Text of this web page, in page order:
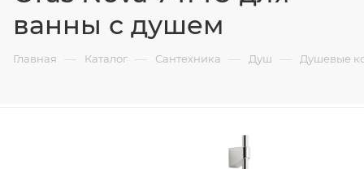
ванны с душем
Главная — Каталог — Сантехника — Душ — Душевые